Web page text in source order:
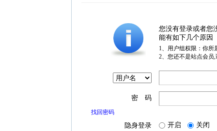
您没有登录或者您
能有如下几个原因
1、用户组权限：你所
2、您还不是站点会员
密 码
找回密码
隐身登录 开启 关闭